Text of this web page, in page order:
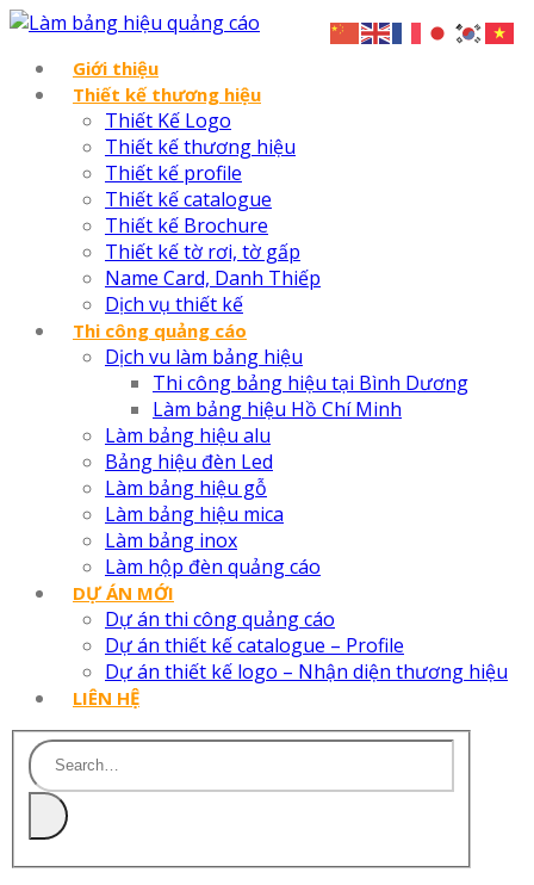
Giới thiệu
Thiết kế thương hiệu
Thiết Kế Logo
Thiết kế thương hiệu
Thiết kế profile
Thiết kế catalogue
Thiết kế Brochure
Thiết kế tờ rơi, tờ gấp
Name Card, Danh Thiếp
Dịch vụ thiết kế
Thi công quảng cáo
Dịch vu làm bảng hiệu
Thi công bảng hiệu tại Bình Dương
Làm bảng hiệu Hồ Chí Minh
Làm bảng hiệu alu
Bảng hiệu đèn Led
Làm bảng hiệu gỗ
Làm bảng hiệu mica
Làm bảng inox
Làm hộp đèn quảng cáo
DỰ ÁN MỚI
Dự án thi công quảng cáo
Dự án thiết kế catalogue – Profile
Dự án thiết kế logo – Nhận diện thương hiệu
LIÊN HỆ